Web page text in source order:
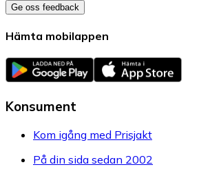
Ge oss feedback
Hämta mobilappen
Konsument
Kom igång med Prisjakt
På din sida sedan 2002